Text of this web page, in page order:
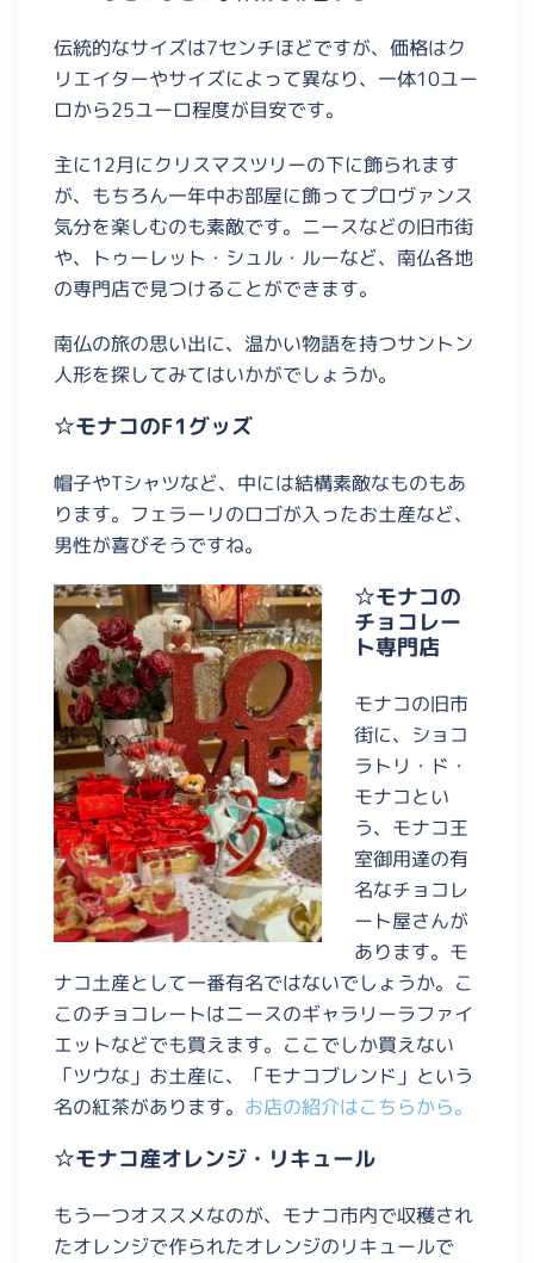
伝統的なサイズは7センチほどですが、価格はク
リエイターやサイズによって異なり、一体10ユー
ロから25ユーロ程度が目安です。
主に12月にクリスマスツリーの下に飾られます
が、もちろん一年中お部屋に飾ってプロヴァンス
気分を楽しむのも素敵です。ニースなどの旧市街
や、トゥーレット・シュル・ルーなど、南仏各地
の専門店で見つけることができます。
南仏の旅の思い出に、温かい物語を持つサントン
人形を探してみてはいかがでしょうか。
☆モナコのF1グッズ
帽子やTシャツなど、中には結構素敵なものもあ
ります。フェラーリのロゴが入ったお土産など、
男性が喜びそうですね。
☆モナコの
チョコレー
ト専門店
モナコの旧市
街に、ショコ
ラトリ・ド・
モナコとい
う、モナコ王
室御用達の有
名なチョコレ
ート屋さんが
あります。モ
ナコ土産として一番有名ではないでしょうか。こ
このチョコレートはニースのギャラリーラファイ
エットなどでも買えます。ここでしか買えない
「ツウな」お土産に、「モナコブレンド」という
名の紅茶があります。 お店の紹介はこちらから。
☆モナコ産オレンジ・リキュール
もう一つオススメなのが、モナコ市内で収穫され
たオレンジで作られたオレンジのリキュールで